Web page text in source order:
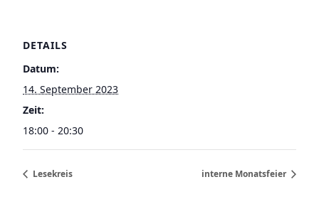
DETAILS
Datum:
14. September 2023
Zeit:
18:00 - 20:30
Lesekreis interne Monatsfeier